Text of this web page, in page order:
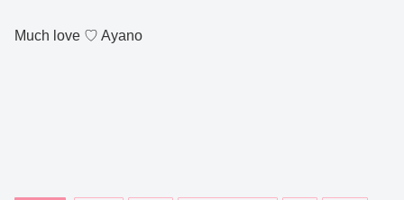
Much love ♡ Ayano